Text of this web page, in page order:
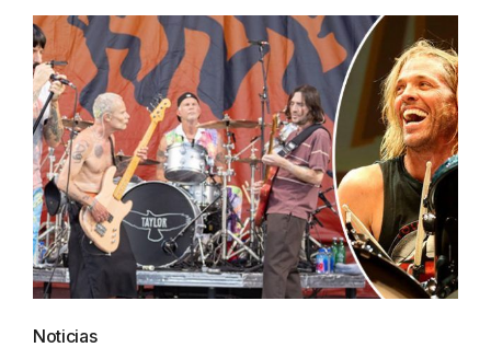
Noticias